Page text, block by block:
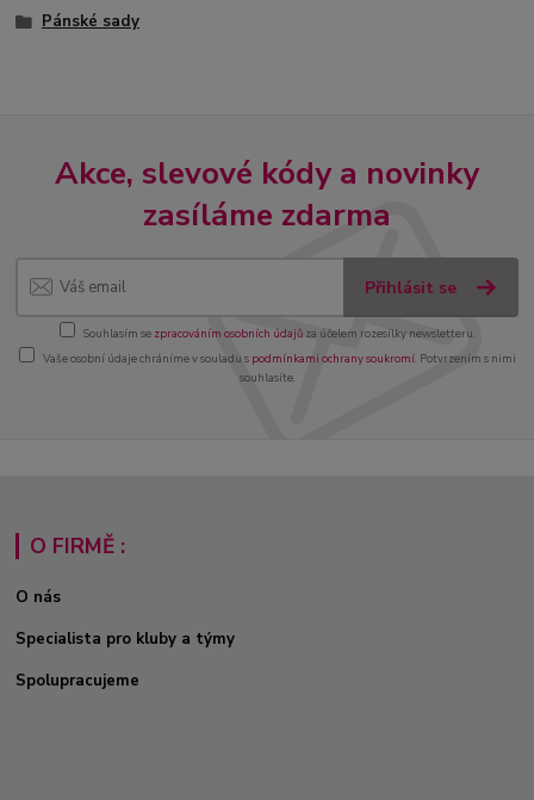
Pánské sady
Akce, slevové kódy a novinky
zasíláme zdarma
Přihlásit se
Souhlasím se zpracováním osobních údajůza účelem rozesílky newsletteru.
Vaše osobní údaje chráníme v souladu s podmínkami ochrany soukromí. Potvrzením s nimi
souhlasíte.
O FIRMĚ :
O nás
Specialista pro kluby a týmy
Spolupracujeme